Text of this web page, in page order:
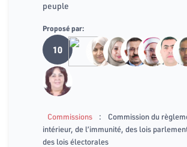
peuple
Proposé par:
10
Commissions :
Commission du
intérieur, de l’immunité, des lois
des lois électorales